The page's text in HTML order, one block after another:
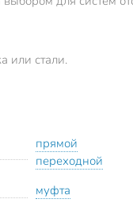
или стали.
прямой
переходной
муфта